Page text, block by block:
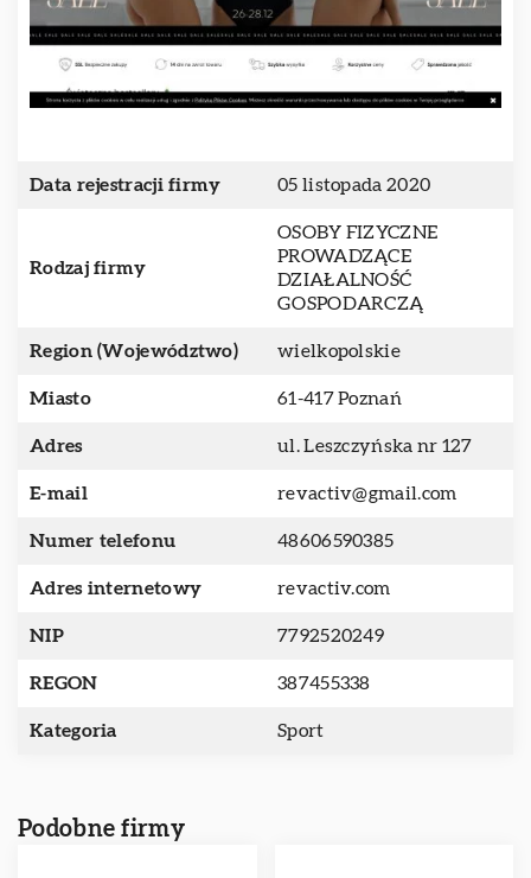
Data rejestracji firmy 05 listopada 2020
Rodzaj firmy
OSOBY FIZYCZNE
PROWADZĄCE
DZIAŁALNOŚĆ
GOSPODARCZĄ
Region (Województwo) wielkopolskie
Miasto 61-417 Poznań
Adres ul. Leszczyńska nr 127
E-mail revactiv@gmail.com
Numer telefonu 48606590385
Adres internetowy revactiv.com
NIP 7792520249
REGON 387455338
Kategoria Sport
Podobne firmy